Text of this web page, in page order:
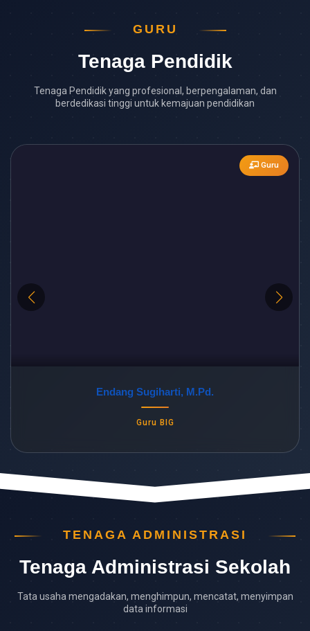
GURU
Tenaga Pendidik
Tenaga Pendidik yang profesional, berpengalaman, dan
berdedikasi tinggi untuk kemajuan pendidikan
Kasful Suryan, S.Pd, M.Pd.
TENAGA ADMINISTRASI
Tenaga Administrasi Sekolah
Tata usaha mengadakan, menghimpun, mencatat, menyimpan
data informasi